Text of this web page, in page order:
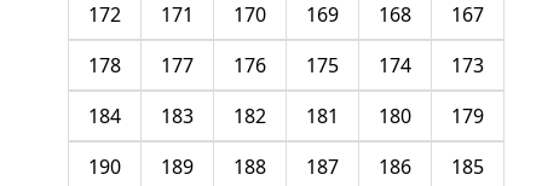
167
168
169
170
171
172
173
174
175
176
177
178
179
180
181
182
183
184
185
186
187
188
189
190